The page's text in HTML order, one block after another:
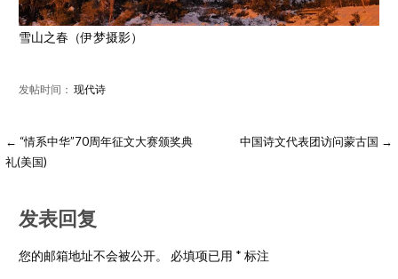
雪山之春（伊梦摄影）
发帖时间： 现代诗
← “情系中华”70周年征文大赛颁奖典
礼(美国)
中国诗文代表团访问蒙古国 →
发表回复
您的邮箱地址不会被公开。 必填项已用 * 标注